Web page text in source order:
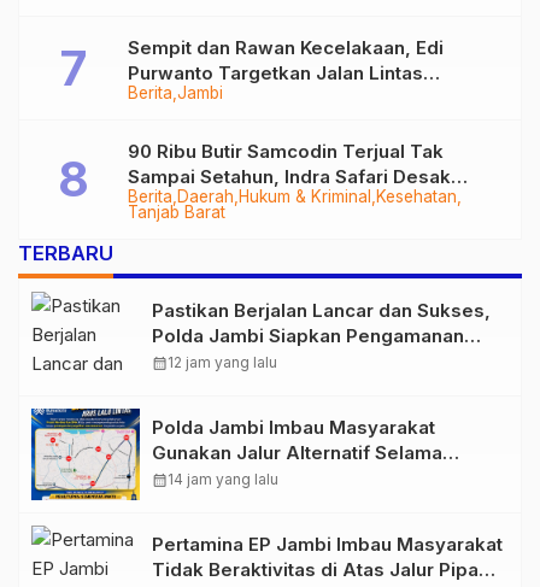
Berita Jambi
Sempit dan Rawan Kecelakaan, Edi
Purwanto Targetkan Jalan Lintas
Tungkal-Jambi Mulus di 2028
Berita Daerah Hukum & Kriminal
Kesehatan
Tanjab Barat
90 Ribu Butir Samcodin Terjual Tak
Sampai Setahun, Indra Safari Desak
Audit Menyeluruh
TERBARU
Pastikan Berjalan Lancar dan Sukses,
Polda Jambi Siapkan Pengamanan
Berlapis untuk 8.750 Pelari, 1.848
calendar_month12 jam yang lalu
Polda Jambi Imbau Masyarakat
Gunakan Jalur Alternatif Selama
Pelaksanaan Presisi Merdeka Run
calendar_month14 jam yang lalu
Pertamina EP Jambi Imbau Masyarakat
Tidak Beraktivitas di Atas Jalur Pipa